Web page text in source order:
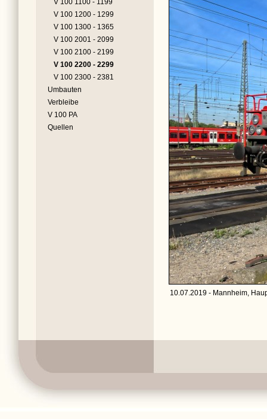
V 100 1100 - 1199
V 100 1200 - 1299
V 100 1300 - 1365
V 100 2001 - 2099
V 100 2100 - 2199
V 100 2200 - 2299
V 100 2300 - 2381
Umbauten
Verbleibe
V 100 PA
Quellen
10.07.2019 - Mannheim,